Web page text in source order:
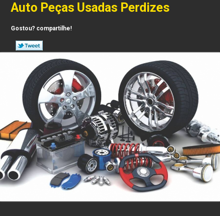
Auto Peças Usadas Perdizes
Gostou? compartilhe!